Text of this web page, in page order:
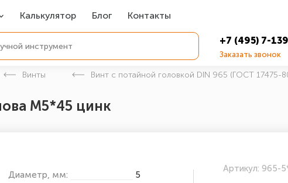
Калькулятор Блог Контакты
+7 (495) 7-
Заказать звонок
Винты Винт с потайной головкой DIN 965 (ГОСТ 17475-
М5*45 цинк
Диаметр, мм: 5
Артикул: 965-